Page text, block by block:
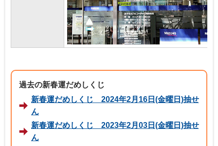
過去の新春運だめしくじ
新春運だめしくじ 2024年2月16日(金曜日)抽せ
ん
新春運だめしくじ 2023年2月03日(金曜日)抽せ
ん